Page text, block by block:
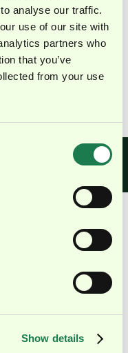
analyse our traffic.
use of our site with
partners who
that you’ve
from your use
Show details
↓
Karriere bei
Bildmarke
desto stabiler
die